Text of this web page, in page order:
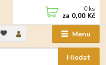
Menu
Hledat
0 ks
za 0,00 Kč